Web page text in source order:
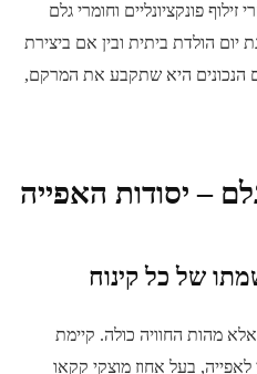
פונקציונליים וחומרי גלם
יום הולדת ביתית ובין אם ביצירת
הנכונים היא שתקבע את המרקם,
– יסודות האפייה
של כל קינוח
מהות החוויה כולה. קיימת
בעל אחוז מוצקי קקאו